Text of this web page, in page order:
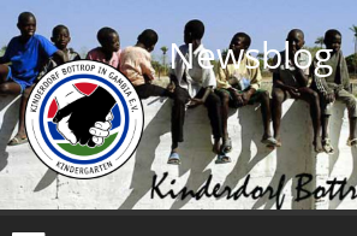
Zum
Inhalt
springen
Newsblog